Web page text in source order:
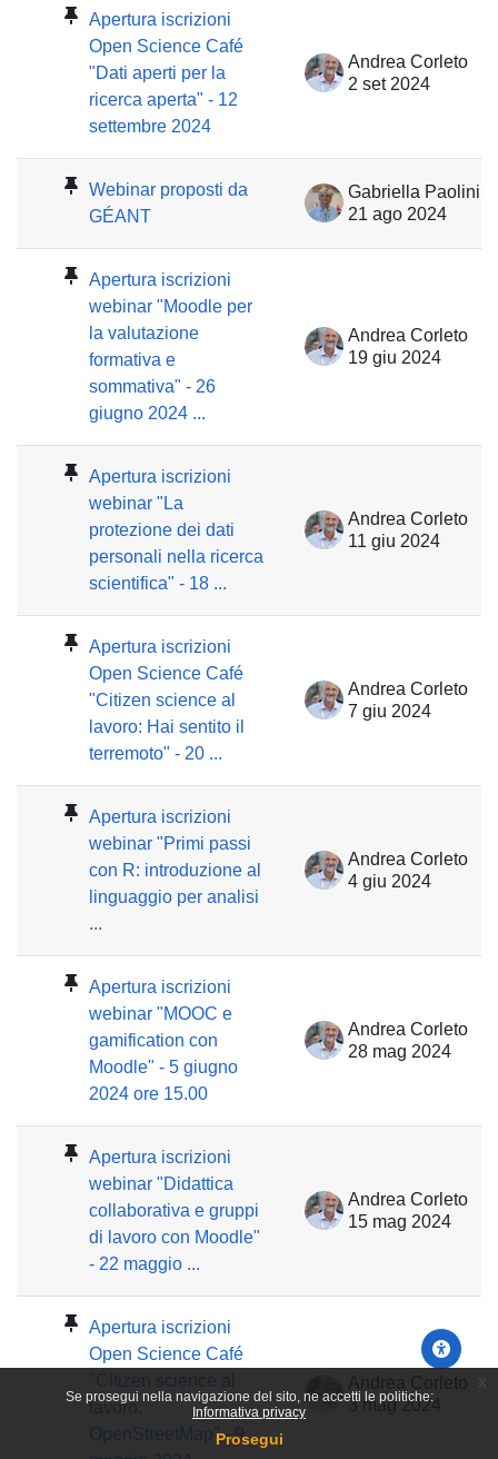
Se prosegui nella navigazione del sito, ne accetti le politiche:
Informativa privacy
Prosegui
Apertura iscrizioni
Open Science Café
"Dati aperti per la
ricerca aperta" - 12
settembre 2024
Andrea Corleto
2 set 2024
Webinar proposti da
GÉANT
Gabriella Paolini
21 ago 2024
Apertura iscrizioni
webinar "Moodle per
la valutazione
formativa e
sommativa" - 26
giugno 2024 ...
Andrea Corleto
19 giu 2024
Apertura iscrizioni
webinar "La
protezione dei dati
personali nella ricerca
scientifica" - 18 ...
Andrea Corleto
11 giu 2024
Apertura iscrizioni
Open Science Café
"Citizen science al
lavoro: Hai sentito il
terremoto" - 20 ...
Andrea Corleto
7 giu 2024
Apertura iscrizioni
webinar "Primi passi
con R: introduzione al
linguaggio per analisi
...
Andrea Corleto
4 giu 2024
Apertura iscrizioni
webinar "MOOC e
gamification con
Moodle" - 5 giugno
2024 ore 15.00
Andrea Corleto
28 mag 2024
Apertura iscrizioni
webinar "Didattica
collaborativa e gruppi
di lavoro con Moodle"
- 22 maggio ...
Andrea Corleto
15 mag 2024
Apertura iscrizioni
Open Science Café
lavoro:
OpenStreetMap" - 9
3 mag 2024